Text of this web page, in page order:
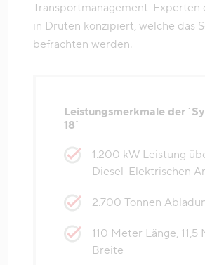
Transportmanagement-Experten
in Druten konzipiert, welche das
befrachten werden.
Leistungsmerkmale der
18´
1.200 kW Leistung
Diesel-Elektrischen
2.700 Tonnen
110 Meter Länge, 11,5
Breite